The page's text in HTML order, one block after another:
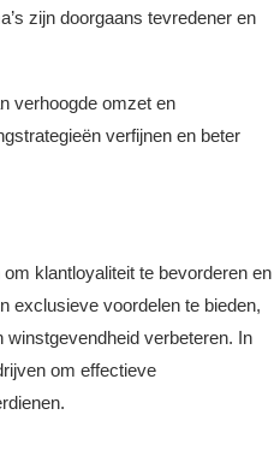
zijn doorgaans tevredener en
verhoogde omzet en
verfijnen en beter
klantloyaliteit te bevorderen en
exclusieve voordelen te bieden,
winstgevendheid verbeteren. In
om effectieve